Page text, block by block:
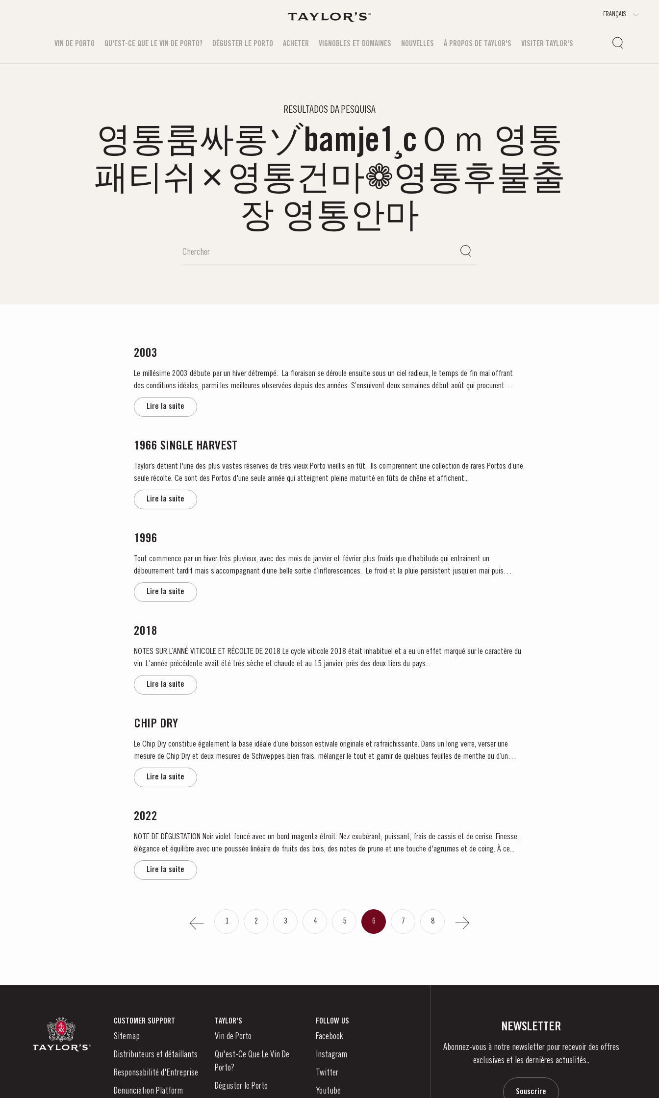
VIN DE PORTO QU'EST-CE QUE LE VIN DE PORTO? DÉGUSTER LE PORTO ACHETER VIGNOBLES ET DOMAINES NOUVELLES À PROPOS DE TAYLOR'S VISITER TAYLOR'S
RESULTADOS DA PESQUISA
영통룸싸롱ゾbamje1¸cＯｍ 영통
패티쉬✗영통건마❁영통후불출
장 영통안마
2003
Le millésime 2003 débute par un hiver détrempé. La floraison se déroule ensuite sous un ciel radieux, le temps de fin mai offrant
des conditions idéales, parmi les meilleures observées depuis des années. S’ensuivent deux semaines début août qui procurent
cette...
Lire la suite
1966 SINGLE HARVEST
Taylor’s détient l'une des plus vastes réserves de très vieux Porto vieillis en fût. Ils comprennent une collection de rares Portos d’une
seule récolte. Ce sont des Portos d'une seule année qui atteignent pleine maturité en fûts de chêne et affichent...
Lire la suite
1996
Tout commence par un hiver très pluvieux, avec des mois de janvier et février plus froids que d’habitude qui entrainent un
débourrement tardif mais s’accompagnant d’une belle sortie d’inflorescences. Le froid et la pluie persistent jusqu’en mai puis
s’estompent au profit...
Lire la suite
2018
NOTES SUR L’ANNÉ VITICOLE ET RÉCOLTE DE 2018 Le cycle viticole 2018 était inhabituel et a eu un effet marqué sur le caractère du
vin. L'année précédente avait été très sèche et chaude et au 15 janvier, près des deux tiers du pays...
Lire la suite
CHIP DRY
Le Chip Dry constitue également la base idéale d’une boisson estivale originale et rafraichissante. Dans un long verre, verser une
mesure de Chip Dry et deux mesures de Schweppes bien frais, mélanger le tout et garnir de quelques feuilles de menthe ou d’un
zeste de citron. C’est en 1934 que Taylor...
Lire la suite
2022
NOTE DE DÉGUSTATION Noir violet foncé avec un bord magenta étroit. Nez exubérant, puissant, frais de cassis et de cerise. Finesse,
élégance et équilibre avec une poussée linéaire de fruits des bois, des notes de prune et une touche d'agrumes et de coing. À ce...
Lire la suite
1 2 3 4 5 6 7 8
CUSTOMER SUPPORT
Sitemap
Distributeurs et détaillants
Responsabilité d'Entreprise
Denunciation Platform
TAYLOR'S
Vin de Porto
Qu'est-Ce Que Le Vin De
Porto?
Déguster le Porto
FOLLOW US
Facebook
Instagram
Twitter
Youtube
NEWSLETTER
Abonnez-vous à notre newsletter pour recevoir des offres
exclusives et les dernières actualités..
Souscrire